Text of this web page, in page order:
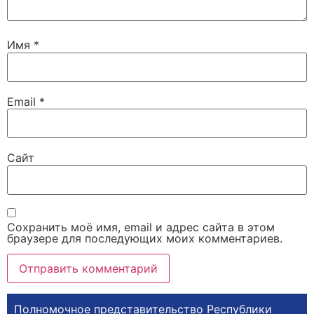
Имя *
Email *
Сайт
Сохранить моё имя, email и адрес сайта в этом
браузере для последующих моих комментариев.
Полномочное представительство Республики